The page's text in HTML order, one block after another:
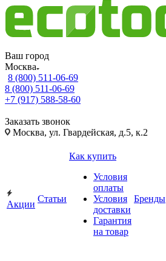
Ваш город
Москва
8 (800) 511-06-69
8 (800) 511-06-69
+7 (917) 588-58-60
Заказать звонок
Москва, ул. Гвардейская, д.5, к.2
Акции
Статьи
Как купить
Условия
оплаты
Условия
доставки
Гарантия
на товар
Бренды